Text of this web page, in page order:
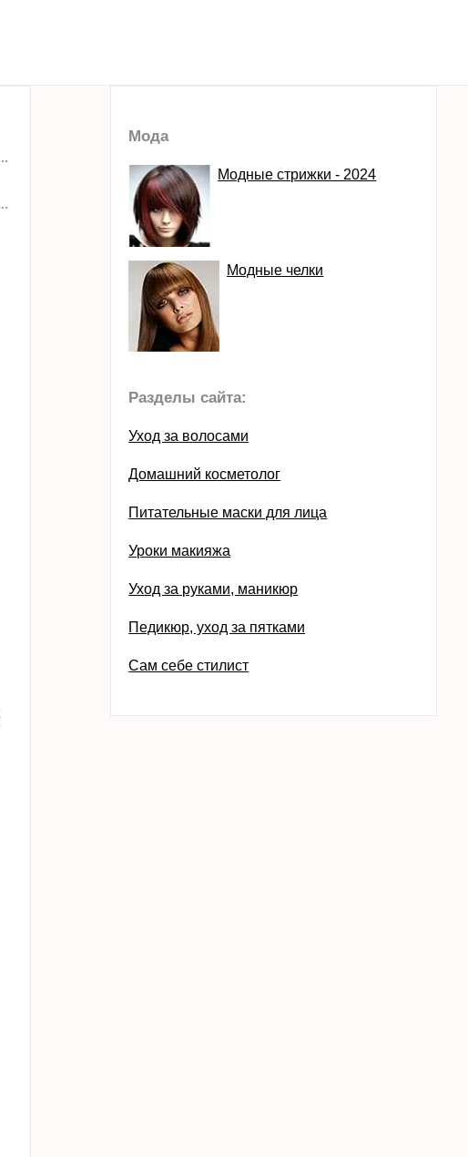
Мода
Модные стрижки - 2024
Модные челки
Разделы сайта:
Уход за волосами
Домашний косметолог
Питательные маски для лица
Уроки макияжа
Уход за руками, маникюр
Педикюр, уход за пятками
Сам себе стилист